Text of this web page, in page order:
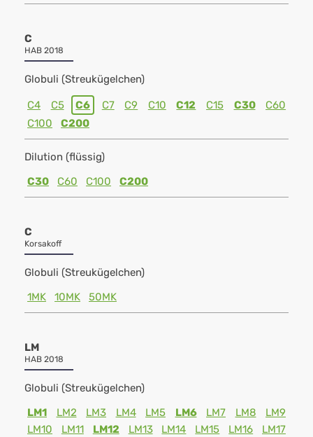
C
HAB 2018
Globuli (Streukügelchen)
C4 C5 C6 C7 C9 C10 C12 C15 C30
C60
C100
C200
Dilution (flüssig)
C30
C60 C100 C200
C
Korsakoff
Globuli (Streukügelchen)
1MK
10MK 50MK
LM
HAB 2018
Globuli (Streukügelchen)
LM1
LM2 LM3 LM4 LM5 LM6 LM7 LM8
LM9
LM10
LM11 LM12 LM13 LM14 LM15 LM16 LM17